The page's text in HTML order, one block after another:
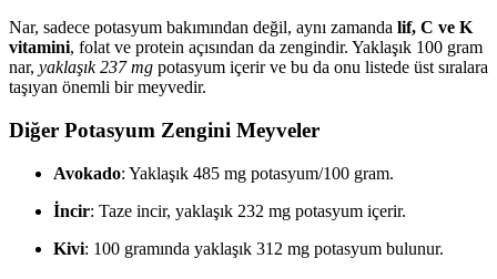
Nar, sadece potasyum bakımından değil, aynı zamanda lif, C ve K
vitamini, folat ve protein açısından da zengindir. Yaklaşık 100 gram
nar, yaklaşık 237 mg potasyum içerir ve bu da onu listede üst sıralara
taşıyan önemli bir meyvedir.
Diğer Potasyum Zengini Meyveler
Avokado: Yaklaşık 485 mg potasyum/100 gram.
İncir: Taze incir, yaklaşık 232 mg potasyum içerir.
Kivi: 100 gramında yaklaşık 312 mg potasyum bulunur.